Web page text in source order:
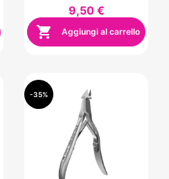
9,50 €
 Aggiungi al carrello
-35%